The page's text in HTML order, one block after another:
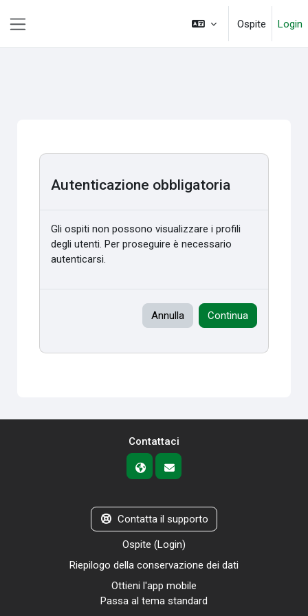
Ospite Login
Autenticazione obbligatoria
Gli ospiti non possono visualizzare i profili
degli utenti. Per proseguire è necessario
autenticarsi.
Annulla Continua
Contattaci
Contatta il supporto
Ospite (Login)
Riepilogo della conservazione dei dati
Ottieni l'app mobile
Passa al tema standard